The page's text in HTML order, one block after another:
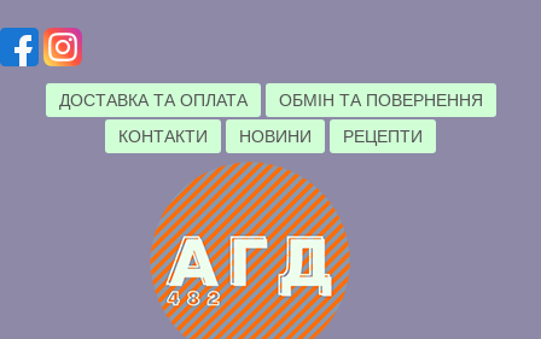
ДОСТАВКА ТА ОПЛАТА
ОБМІН ТА ПОВЕРНЕННЯ
КОНТАКТИ
НОВИНИ РЕЦЕПТИ